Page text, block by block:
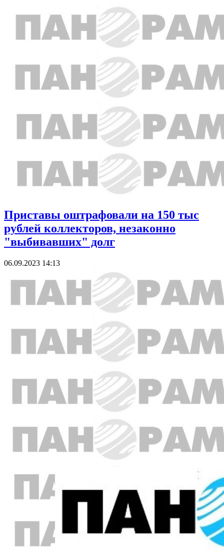
Приставы оштрафовали на 150 тыс
рублей коллекторов, незаконно
"выбивавших" долг
06.09.2023 14:13